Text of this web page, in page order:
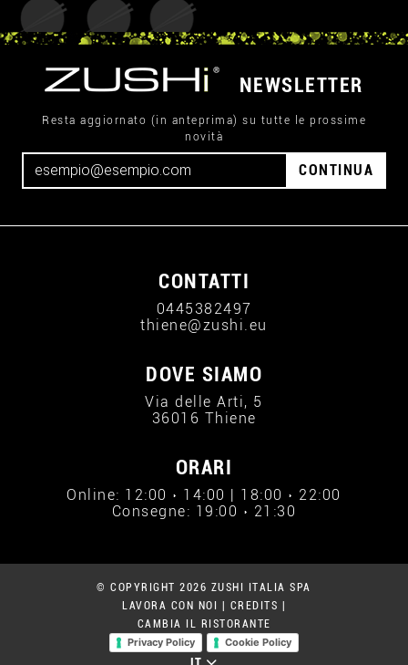
NEWSLETTER
Resta aggiornato (in anteprima) su tutte le prossime
novità
CONTINUA
CONTATTI
0445382497
thiene@zushi.eu
DOVE SIAMO
Via delle Arti, 5
36016 Thiene
ORARI
Online: 12:00 › 14:00 | 18:00 › 22:00
Consegne: 19:00 › 21:30
© COPYRIGHT 2026 ZUSHI ITALIA SPA
LAVORA CON NOI
CREDITS
CAMBIA IL RISTORANTE
Privacy Policy
Cookie Policy